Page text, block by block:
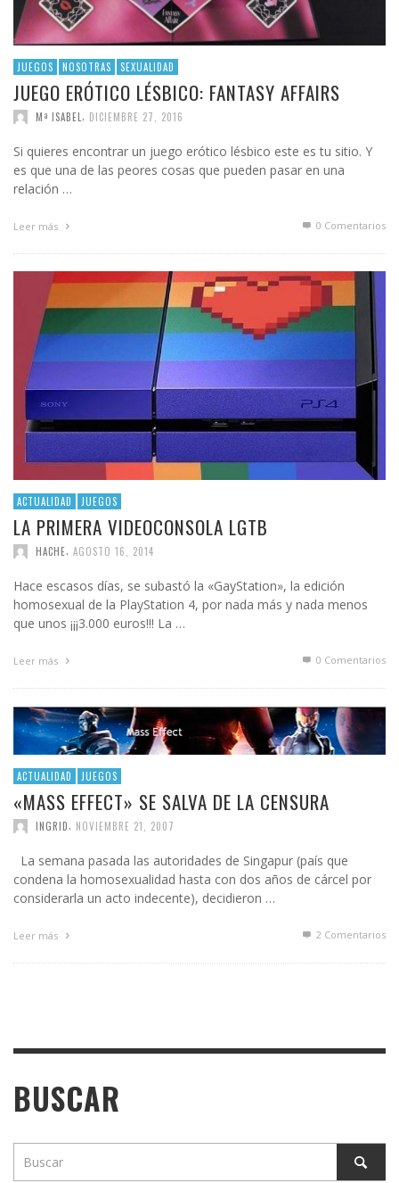
JUEGOS NOSOTRAS SEXUALIDAD
JUEGO ERÓTICO LÉSBICO: FANTASY AFFAIRS
Mª ISABEL DICIEMBRE 27, 2016
Si quieres encontrar un juego erótico lésbico este es tu sitio. Y
es que una de las peores cosas que pueden pasar en una
relación …
Leer más 0 Comentarios
ACTUALIDAD JUEGOS
LA PRIMERA VIDEOCONSOLA LGTB
HACHE AGOSTO 16, 2014
Hace escasos días, se subastó la «GayStation», la edición
homosexual de la PlayStation 4, por nada más y nada menos
que unos ¡¡¡3.000 euros!!! La …
Leer más 0 Comentarios
ACTUALIDAD JUEGOS
«MASS EFFECT» SE SALVA DE LA CENSURA
INGRID NOVIEMBRE 21, 2007
La semana pasada las autoridades de Singapur (país que
condena la homosexualidad hasta con dos años de cárcel por
considerarla un acto indecente), decidieron …
Leer más 2 Comentarios
BUSCAR